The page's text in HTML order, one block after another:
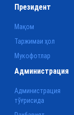
Президент
Мақом
Таржимаи ҳол
Мукофотлар
Администрация
Администрация
тўғрисида